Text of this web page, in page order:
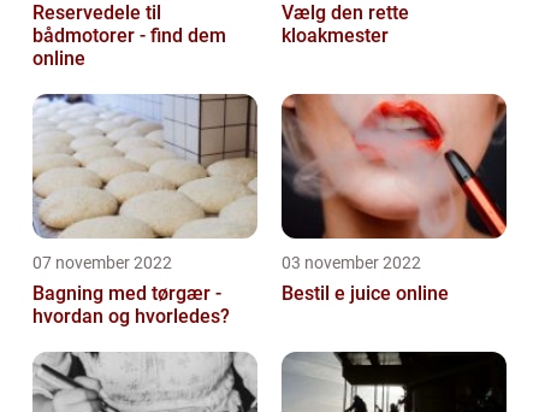
Reservedele til
bådmotorer - find dem
online
Vælg den rette
kloakmester
07 november 2022
Bagning med tørgær -
hvordan og hvorledes?
03 november 2022
Bestil e juice online